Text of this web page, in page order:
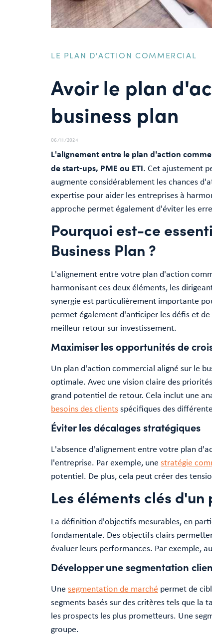
LE PLAN D'ACTION COMMERCIAL
Avoir le plan
business plan
06/11/2024
L'alignement entre le plan d'action
de start-ups, PME ou ETI. Cet ajustement
augmente considérablement les chances
expertise pour aider les entreprises à
approche permet également d'éviter les
Pourquoi est-ce
Business Plan ?
L'alignement entre votre plan d'action
harmonisant ces deux éléments, les
synergie est particulièrement importante
permet également d'anticiper les défis et
meilleur retour sur investissement.
Maximiser les opportunités de
Un plan d'action commercial aligné sur le
optimale. Avec une vision claire des
grand potentiel de retour. Cela inclut une
besoins des clientsspécifiques des
Éviter les décalages stratégiques
L'absence d'alignement entre votre plan
l'entreprise. Par exemple, une stratégie
potentiel. De plus, cela peut créer des
Les éléments clés
La définition d'objectifs mesurables, en
fondamentale. Des objectifs clairs
évaluer leurs performances. Par exemple,
Développer une segmentation
Une segmentation de marché permet de
segments basés sur des critères tels que
les prospects les plus prometteurs. Une
groupe.